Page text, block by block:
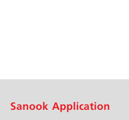
Sanook Application